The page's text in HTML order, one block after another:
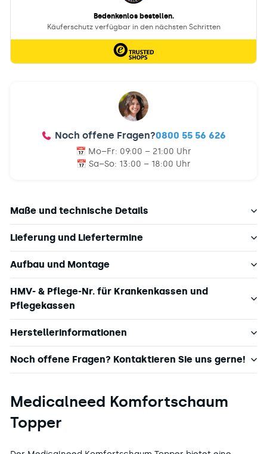
Noch offene Fragen?0800 55 56 626
📅 Mo–Fr: 09:00 – 21:00 Uhr
📅 Sa–So: 13:00 – 18:00 Uhr
Maße und technische Details
Lieferung und Liefertermine
Aufbau und Montage
HMV- & Pflege-Nr. für Krankenkassen und
Pflegekassen
Herstellerinformationen
Noch offene Fragen? Kontaktieren Sie uns gerne!
Medicalneed Komfortschaum
Topper